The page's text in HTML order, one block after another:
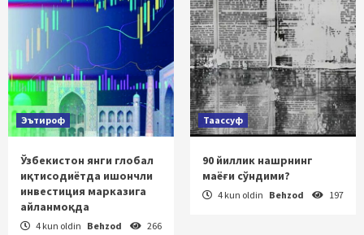
Эътироф
Ўзбекистон янги глобал
иқтисодиётда ишончли
инвестиция марказига
айланмоқда
4 kun oldin Behzod 266
Таассуф
90 йиллик нашрнинг
маёғи сўндими?
4 kun oldin Behzod 197